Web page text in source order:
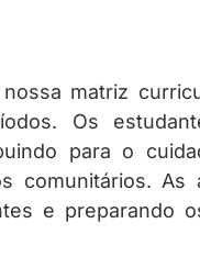
matriz
Os
para o
comunitários. As
e preparando